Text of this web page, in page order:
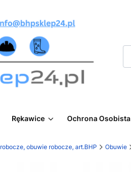
Rękawice Ochrona Osobista
obuwie robocze, art.BHP Obuwie